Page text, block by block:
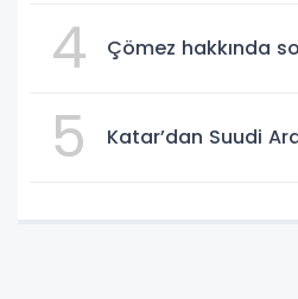
4 Çömez hakkında
5 Katar’dan Suudi